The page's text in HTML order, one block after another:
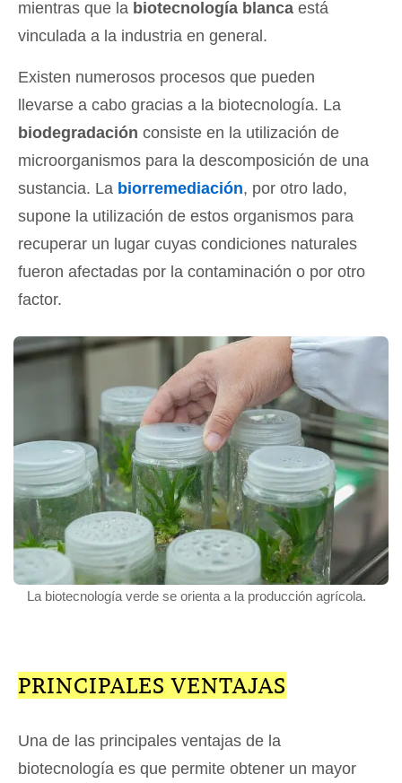
mientras que la biotecnología blanca está
vinculada a la industria en general.
Existen numerosos procesos que pueden
llevarse a cabo gracias a la biotecnología. La
biodegradación consiste en la utilización de
microorganismos para la descomposición de una
sustancia. La biorremediación, por otro lado,
supone la utilización de estos organismos para
recuperar un lugar cuyas condiciones naturales
fueron afectadas por la contaminación o por otro
factor.
La biotecnología verde se orienta a la producción agrícola.
PRINCIPALES VENTAJAS
Una de las principales ventajas de la
biotecnología es que permite obtener un mayor